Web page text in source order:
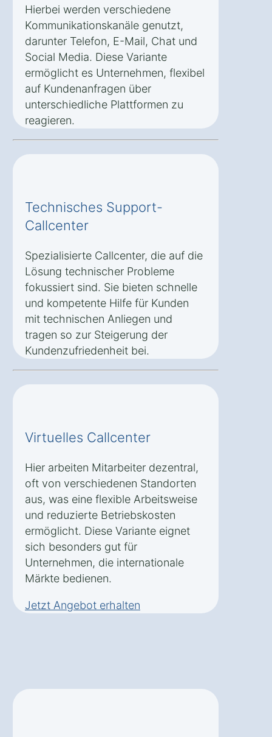
Hierbei werden verschiedene
Kommunikationskanäle genutzt,
darunter Telefon, E-Mail, Chat und
Social Media. Diese Variante
ermöglicht es Unternehmen, flexibel
auf Kundenanfragen über
unterschiedliche Plattformen zu
reagieren.
Technisches Support-
Callcenter
Spezialisierte Callcenter, die auf die
Lösung technischer Probleme
fokussiert sind. Sie bieten schnelle
und kompetente Hilfe für Kunden
mit technischen Anliegen und
tragen so zur Steigerung der
Kundenzufriedenheit bei.
Virtuelles Callcenter
Hier arbeiten Mitarbeiter dezentral,
oft von verschiedenen Standorten
aus, was eine flexible Arbeitsweise
und reduzierte Betriebskosten
ermöglicht. Diese Variante eignet
sich besonders gut für
Unternehmen, die internationale
Märkte bedienen.
Jetzt Angebot erhalten